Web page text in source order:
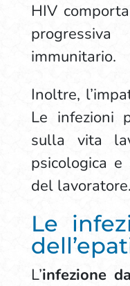
HIV
immunitario.
Inoltre,
Le infezioni
sulla vita
psicologica
del lavoratore.
Le
L’infezione